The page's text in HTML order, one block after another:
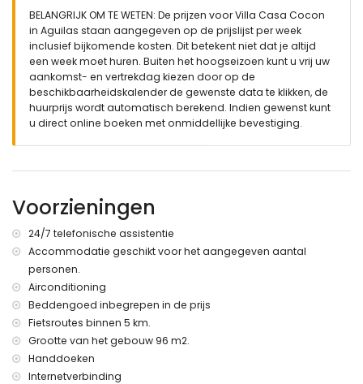
dichtstbijzijnde stad binnen 10 kilometer van de villa
dichtstbijzijnde oever of kust binnen 15 kilometer van de villa
dichtstbijzijnde strand binnen 9 kilometer van de villa
dichtstbijzijnde haven binnen 13 kilometer van de villa
dichtstbijzijnde luchthaven: Murcia (binnen 80 kilometer van
de villa)
tweede dichtstbijzijnde luchthaven: Alicante (> 100
kilometer)
dichtbij openbaar vervoer: trein binnen 15 kilometer
roken niet toegestaan
Faciliteiten en diensten inbegrepen in de huurprijs van de
villa
internet (WiFi)
stofzuiger en strijkijzer en strijkplank
bedlinnen en handdoeken
24 uur spoeddienst
elektrische verwarming
buiten jacuzzi
Vermaak en vrijetijdsactiviteiten voor uw vakantie in
Águilas, Murcia
BELANGRIJK OM TE WETEN: De prijzen voor Villa Casa Cocon
in Aguilas staan aangegeven op de prijslijst per week
inclusief bijkomende kosten. Dit betekent niet dat je altijd
een week moet huren. Buiten het hoogseizoen kunt u vrij uw
aankomst- en vertrekdag kiezen door op de
beschikbaarheidskalender de gewenste data te klikken, de
huurprijs wordt automatisch berekend. Indien gewenst kunt
u direct online boeken met onmiddellijke bevestiging.
Voorzieningen
24/7 telefonische assistentie
Accommodatie geschikt voor het aangegeven aantal
personen.
Airconditioning
Beddengoed inbegrepen in de prijs
Fietsroutes binnen 5 km.
Grootte van het gebouw 96 m2.
Handdoeken
Internetverbinding